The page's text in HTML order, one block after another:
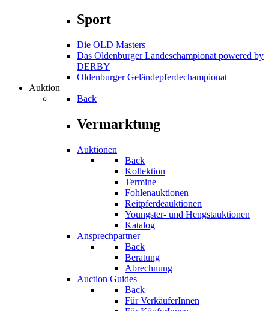
Sport
Die OLD Masters
Das Oldenburger Landeschampionat powered by
DERBY
Oldenburger Geländepferde­championat
Auktion
Back
Vermarktung
Auktionen
Back
Kollektion
Termine
Fohlenauktionen
Reitpferdeauktionen
Youngster- und Hengstauktionen
Katalog
Ansprechpartner
Back
Beratung
Abrechnung
Auction Guides
Back
Für VerkäuferInnen